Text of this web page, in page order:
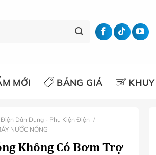
MỚI BẢNG GIÁ
Điện Dân Dụng - Phụ Kiện Điện /
NƯỚC NÓNG
Không Có Bơm Trợ